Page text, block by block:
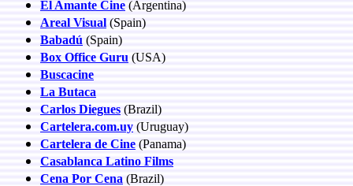
El Amante Cine (Argentina)
Areal Visual (Spain)
Babadú (Spain)
Box Office Guru (USA)
Buscacine
La Butaca
Carlos Diegues (Brazil)
Cartelera.com.uy (Uruguay)
Cartelera de Cine (Panama)
Casablanca Latino Films
Cena Por Cena (Brazil)